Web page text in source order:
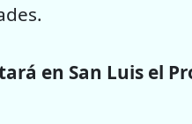
en San Luis el